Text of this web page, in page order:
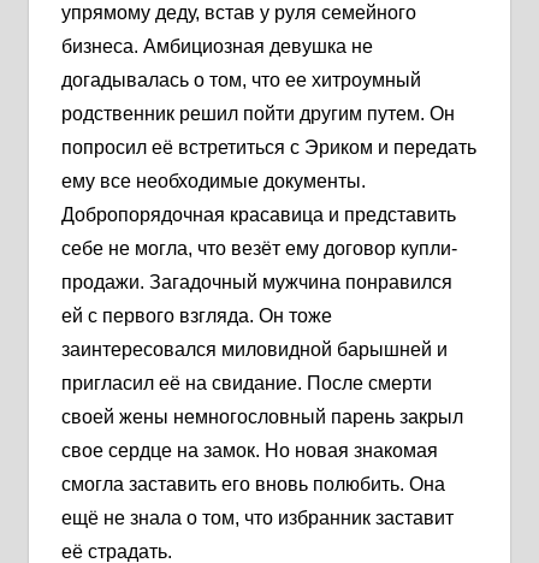
упрямому деду, встав у руля семейного
бизнеса. Амбициозная девушка не
догадывалась о том, что ее хитроумный
родственник решил пойти другим путем. Он
попросил её встретиться с Эриком и передать
ему все необходимые документы.
Добропорядочная красавица и представить
себе не могла, что везёт ему договор купли-
продажи. Загадочный мужчина понравился
ей с первого взгляда. Он тоже
заинтересовался миловидной барышней и
пригласил её на свидание. После смерти
своей жены немногословный парень закрыл
свое сердце на замок. Но новая знакомая
смогла заставить его вновь полюбить. Она
ещё не знала о том, что избранник заставит
её страдать.